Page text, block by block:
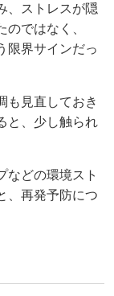
、ストレスが隠
ではなく、
限界サインだっ
も見直しておき
と、少し触られ
などの環境スト
、再発予防につ